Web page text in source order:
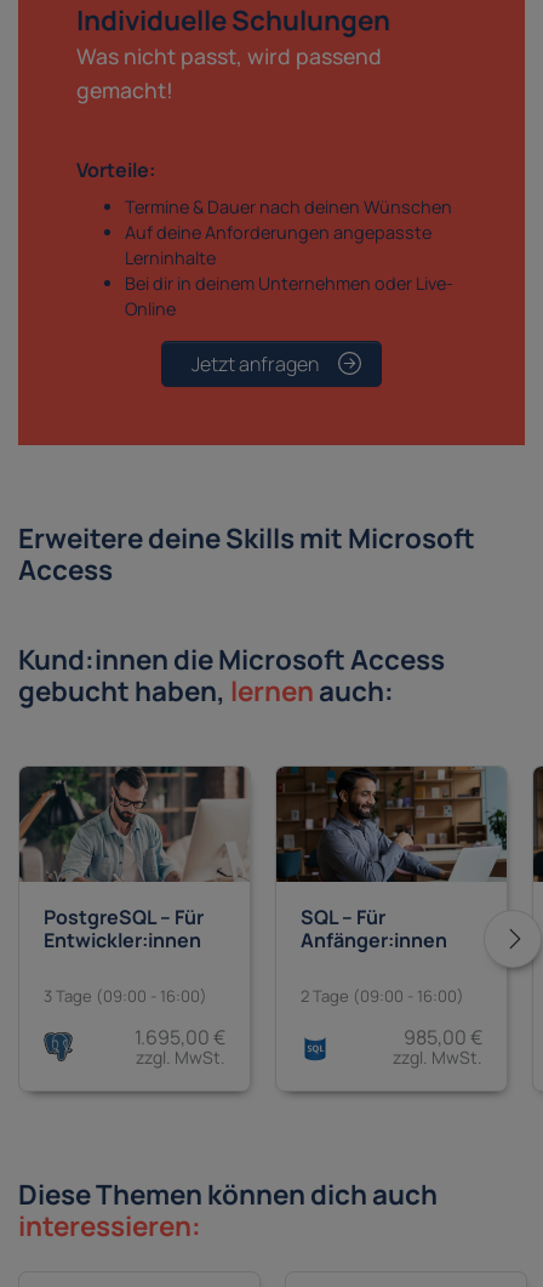
Individuelle Schulungen
Was nicht passt, wird passend
gemacht!
Vorteile:
Termine & Dauer nach deinen Wünschen
Auf deine Anforderungen angepasste
Lerninhalte
Bei dir in deinem Unternehmen oder Live-
Online
Jetzt anfragen
Erweitere deine Skills mit Microsoft
Access
Kund:innen die Microsoft Access
gebucht haben, lernenauch:
PostgreSQL – Für
Entwickler:innen
3 Tage (09:00 - 16:00)
1.695,00 €
zzgl. MwSt.
SQL – Für
Anfänger:innen
2 Tage (09:00 - 16:00)
985,00 €
zzgl. MwSt.
Diese Themen können dich auch
interessieren: